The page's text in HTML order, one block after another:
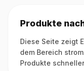
Produkte
Diese Seite zeigt
dem Bereich
Produkte